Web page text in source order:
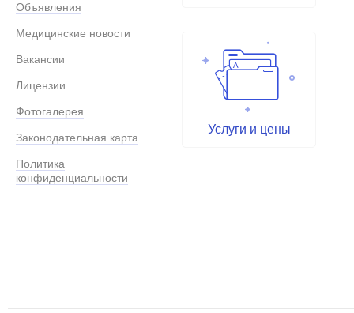
Объявления
Медицинские новости
Вакансии
Лицензии
Фотогалерея
Законодательная карта
Политика
конфиденциальности
Услуги и цены